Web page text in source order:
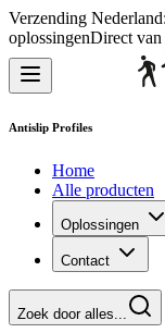
Verzending
oplossingenDirect van
Antislip Profiles
Home
Alle producten
Oplossingen
Contact
Zoek door alles...